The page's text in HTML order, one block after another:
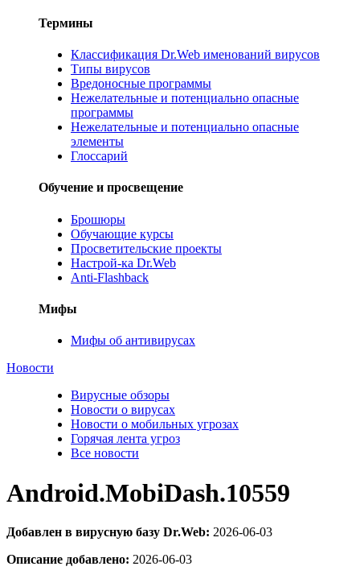
Термины
Классификация Dr.Web именований вирусов
Типы вирусов
Вредоносные программы
Нежелательные и потенциально опасные
программы
Нежелательные и потенциально опасные
элементы
Глоссарий
Обучение и просвещение
Брошюры
Обучающие курсы
Просветительские проекты
Настрой-ка Dr.Web
Anti-Flashback
Мифы
Мифы об антивирусах
Новости
Вирусные обзоры
Новости о вирусах
Новости о мобильных угрозах
Горячая лента угроз
Все новости
Android.MobiDash.10559
Добавлен в вирусную базу Dr.Web: 2026-06-03
Описание добавлено: 2026-06-03